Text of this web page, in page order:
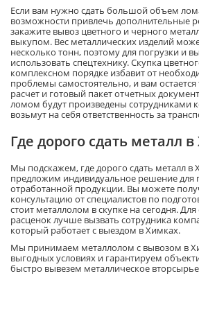
Если вам нужно сдать большой объем
возможности привлечь дополнительные
закажите вывоз цветного и черного
выкупом. Вес металлических изделий
несколько тонн, поэтому для погрузки и
использовать спецтехнику. Скупка
комплексном порядке избавит от
проблемы самостоятельно, и вам
расчет и готовый пакет отчетных
ломом будут произведены сотрудниками
возьмут на себя ответственность за
Где дорого сдать металл
Мы подскажем, где дорого сдать металл в
предложим индивидуальное решение для
отработанной продукции. Вы можете
консультацию от специалистов по
стоит металлолом в скупке на сегодня.
расценок лучше вызвать сотрудника
который работает с выездом в Химках.
Мы принимаем металлолом с вывозом в
выгодных условиях и гарантируем
быстро вывезем металлическое